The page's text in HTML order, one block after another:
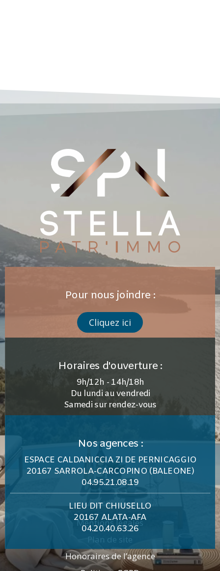
Pour nous joindre :
Cliquez ici
Horaires d'ouverture :
9h/12h - 14h/18h
Du lundi au vendredi
Samedi sur rendez-vous
Nos agences :
ESPACE CALDANICCIA ZI DE PERNICAGGIO
20167 SARROLA-CARCOPINO (BALEONE)
04.95.21.08.19
LIEU DIT CHIUSELLO
20167 ALATA-AFA
04.20.40.63.26
Mentions légales
Plan de site
Honoraires de l’agence